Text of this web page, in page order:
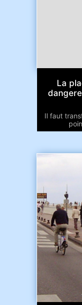
La
Il faut